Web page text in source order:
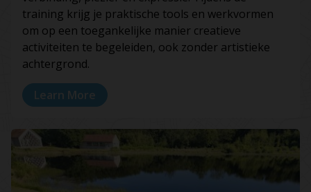
training krijg je praktische tools en werkvormen
om op een toegankelijke manier creatieve
activiteiten te begeleiden, ook zonder artistieke
achtergrond.
Learn More